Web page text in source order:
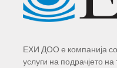
ЕХИ ДОО е компанија
услуги на подрачјето